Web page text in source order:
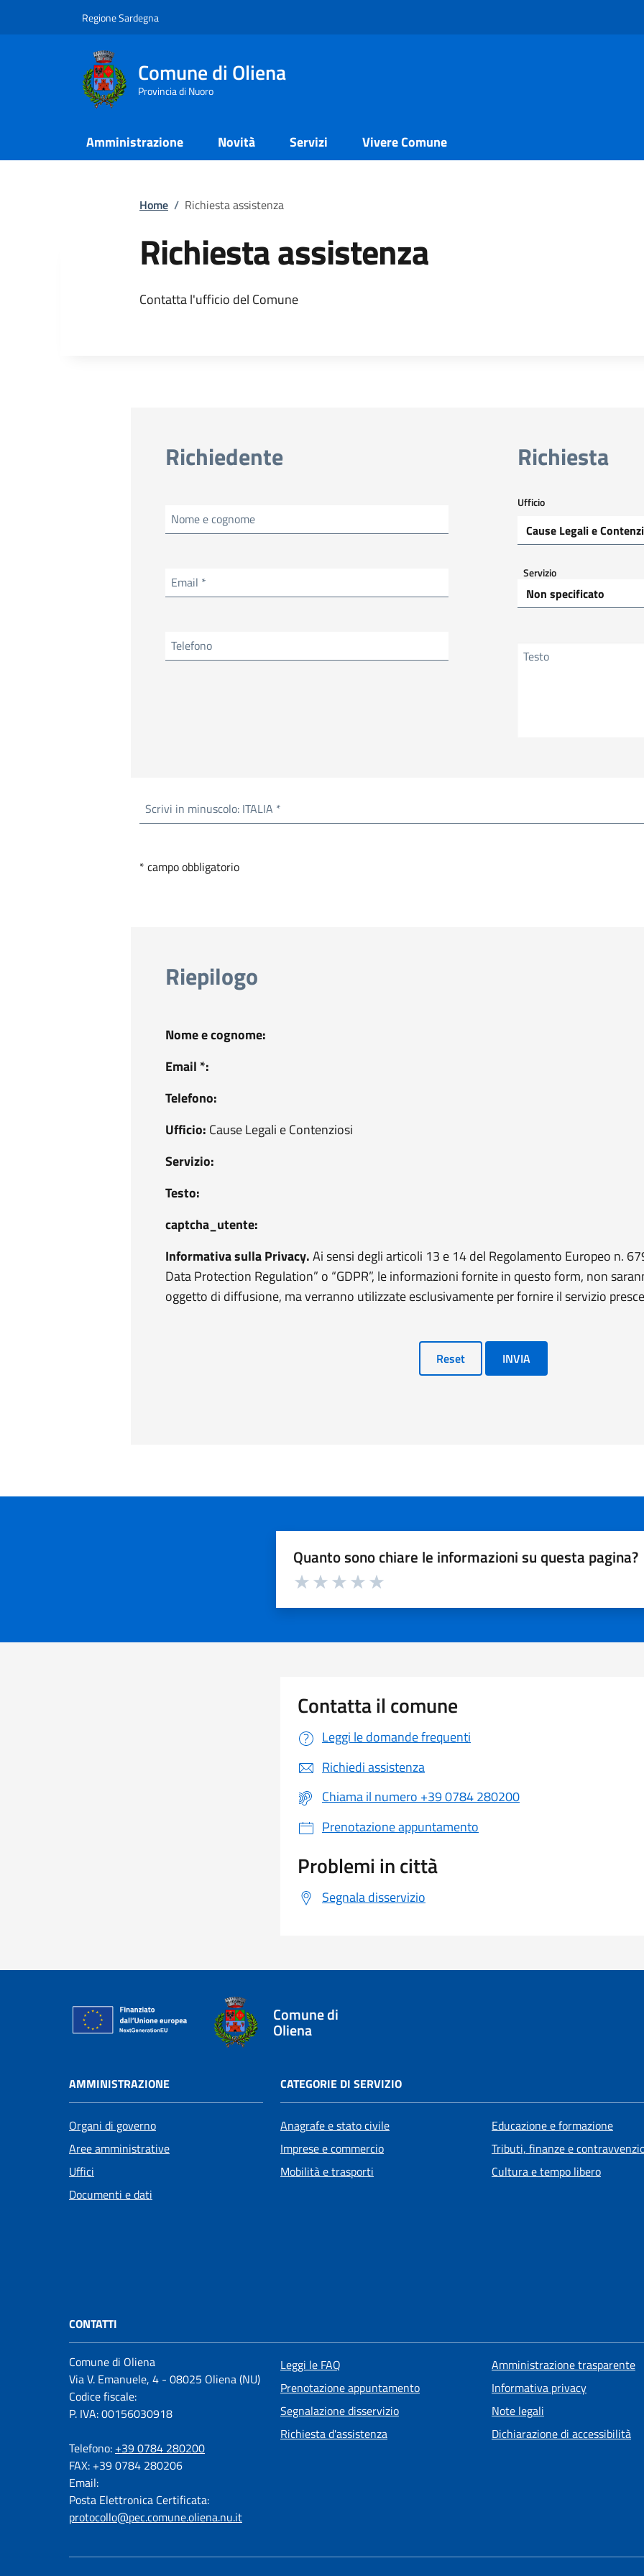
Regione Sardegna
Comune di Oliena
Provincia di Nuoro
Amministrazione Novità Servizi Vivere Comune
Home / Richiesta assistenza
Richiesta assistenza
Contatta l'ufficio del Comune
Richiedente
Nome e cognome
Email *
Telefono
Richiesta
Ufficio
Servizio
Testo
Scrivi in minuscolo: ITALIA *
* campo obbligatorio
Riepilogo
Nome e cognome:
Email *:
Telefono:
Ufficio: Cause Legali e Contenziosi
Servizio:
Testo:
captcha_utente:
Informativa sulla Privacy.Ai sensi degli articoli 13 e 14 del Regolamento Europeo n.
Data Protection Regulation” o “GDPR”, le informazioni fornite in questo form, non
oggetto di diffusione, ma verranno utilizzate esclusivamente per fornire il servizio
Reset INVIA
Quanto sono chiare le informazioni su questa pagina?
Valuta da 1 a 5 stelle la pagina
Contatta il comune
Leggi le domande frequenti
Richiedi assistenza
Chiama il numero +39 0784 280200
Prenotazione appuntamento
Problemi in città
Segnala disservizio
Comune di
Oliena
AMMINISTRAZIONE
Organi di governo
Aree amministrative
Uffici
Documenti e dati
CATEGORIE DI SERVIZIO
Anagrafe e stato civile
Imprese e commercio
Mobilità e trasporti
Educazione e formazione
Tributi, finanze e
Cultura e tempo libero
CONTATTI
Comune di Oliena
Via V. Emanuele, 4 - 08025 Oliena (NU)
Codice fiscale:
P. IVA: 00156030918
Telefono: +39 0784 280200
FAX: +39 0784 280206
Email:
Posta Elettronica Certificata:
protocollo@pec.comune.oliena.nu.it
Leggi le FAQ
Prenotazione appuntamento
Segnalazione disservizio
Richiesta d'assistenza
Amministrazione trasparente
Informativa privacy
Note legali
Dichiarazione di accessibilità